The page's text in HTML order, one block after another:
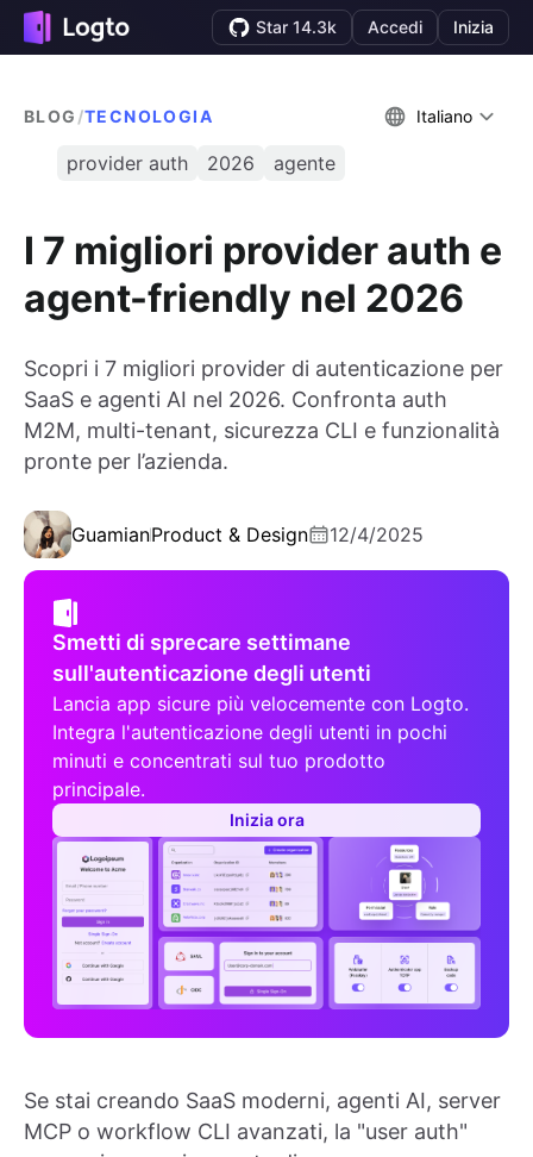
Star 14.3k Accedi Inizia
BLOG /TECNOLOGIA Italiano
provider auth 2026 agente
I 7 migliori provider auth e
agent-friendly nel 2026
Scopri i 7 migliori provider di autenticazione per
SaaS e agenti AI nel 2026. Confronta auth
M2M, multi-tenant, sicurezza CLI e funzionalità
pronte per l’azienda.
GuamianProduct & Design 12/4/2025
Smetti di sprecare settimane
sull'autenticazione degli utenti
Lancia app sicure più velocemente con Logto.
Integra l'autenticazione degli utenti in pochi
minuti e concentrati sul tuo prodotto
principale.
Inizia ora
Se stai creando SaaS moderni, agenti AI, server
MCP o workflow CLI avanzati, la "user auth"